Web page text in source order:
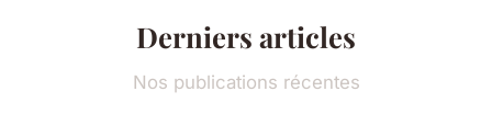
Derniers articles
Nos publications récentes